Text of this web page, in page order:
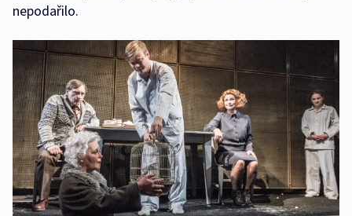
nepodařilo.